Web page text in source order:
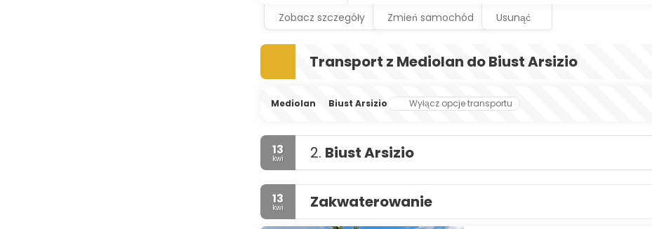
Zobacz szczegóły Zmień samochód Usunąć
Transport z Mediolan do Biust Arsizio
Mediolan Biust Arsizio Wyłącz opcje transportu
13
kwi 2. Biust Arsizio
13
kwi Zakwaterowanie